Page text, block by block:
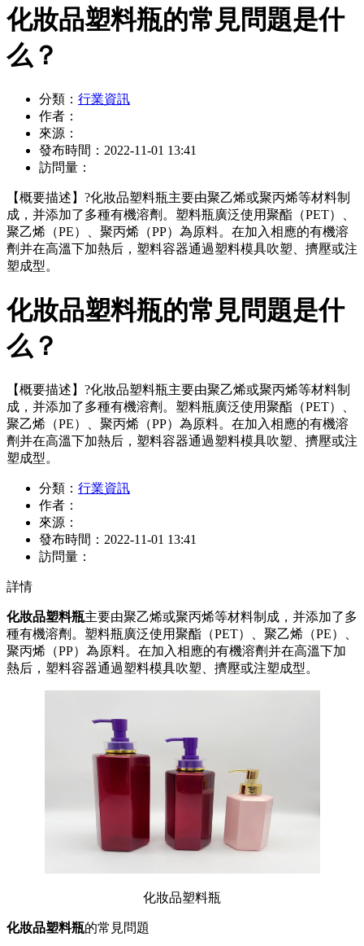
化妝品塑料瓶的常見問題是什
么？
分類： 行業資訊
作者：
來源：
發布時間： 2022-11-01 13:41
訪問量：
【概要描述】 ?化妝品塑料瓶主要由聚乙烯或聚丙烯等材料制
成，并添加了多種有機溶劑。塑料瓶廣泛使用聚酯（PET）、
聚乙烯（PE）、聚丙烯（PP）為原料。在加入相應的有機溶
劑并在高溫下加熱后，塑料容器通過塑料模具吹塑、擠壓或注
塑成型。
化妝品塑料瓶的常見問題是什
么？
【概要描述】 ?化妝品塑料瓶主要由聚乙烯或聚丙烯等材料制
成，并添加了多種有機溶劑。塑料瓶廣泛使用聚酯（PET）、
聚乙烯（PE）、聚丙烯（PP）為原料。在加入相應的有機溶
劑并在高溫下加熱后，塑料容器通過塑料模具吹塑、擠壓或注
塑成型。
分類： 行業資訊
作者：
來源：
發布時間： 2022-11-01 13:41
訪問量：
詳情
化妝品塑料瓶主要由聚乙烯或聚丙烯等材料制成，并添加了多
種有機溶劑。塑料瓶廣泛使用聚酯（PET）、聚乙烯（PE）、
聚丙烯（PP）為原料。在加入相應的有機溶劑并在高溫下加
熱后，塑料容器通過塑料模具吹塑、擠壓或注塑成型。
化妝品塑料瓶
化妝品塑料瓶的常見問題